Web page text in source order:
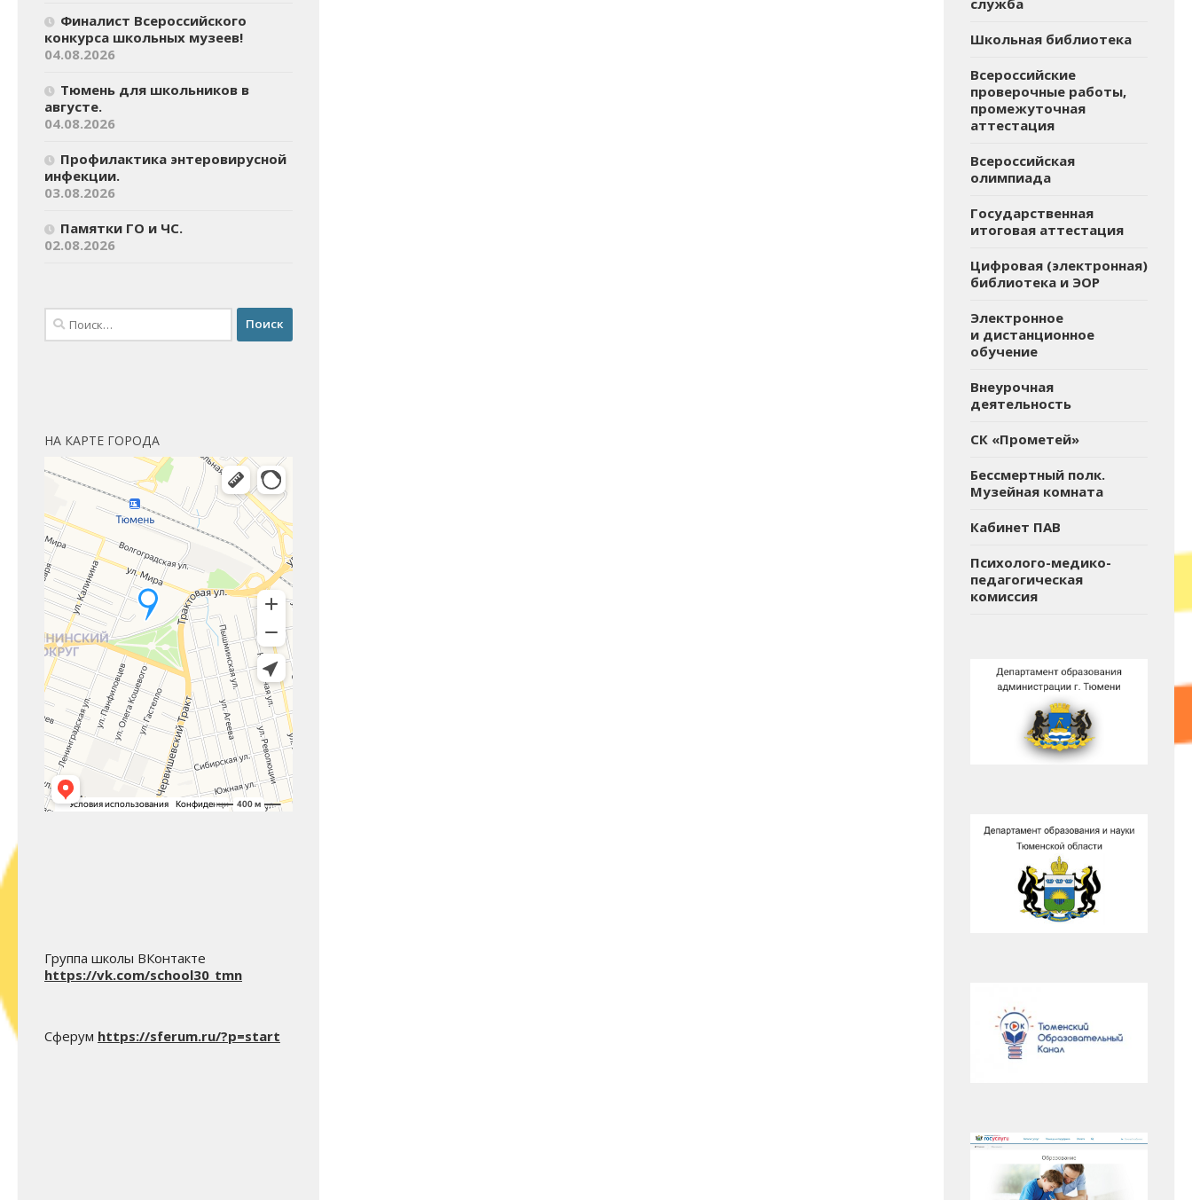
Финалист Всероссийского
конкурса школьных музеев!
04.08.2026
Тюмень для школьников в
августе.
04.08.2026
Профилактика энтеровирусной
инфекции.
03.08.2026
Памятки ГО и ЧС.
02.08.2026
Найти:
НА КАРТЕ ГОРОДА
Группа школы ВКонтакте
https://vk.com/school30_tmn
Сферум https://sferum.ru/?p=start
Школьная библиотека
Всероссийские
проверочные работы,
промежуточная
аттестация
Всероссийская
олимпиада
Государственная
итоговая аттестация
Цифровая (электронная)
библиотека и ЭОР
Электронное
и дистанционное
обучение
Внеурочная
деятельность
СК «Прометей»
Бессмертный полк.
Музейная комната
Кабинет ПАВ
Психолого-медико-
педагогическая
комиссия